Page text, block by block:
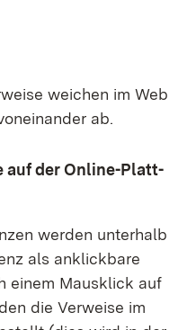
wei­chen im Web
ab.
auf der On­line-Platt­
wer­den un­ter­halb
als an­klick­ba­re
ei­nem Maus­klick auf
die Ver­wei­se im